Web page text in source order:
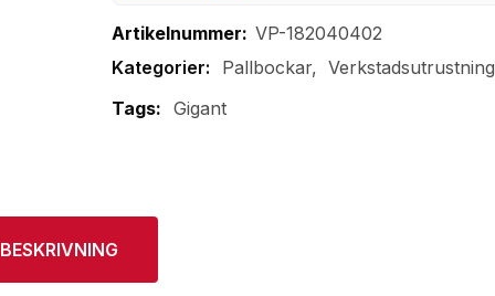
Artikelnummer: VP-182040402
Pallbockar
Verkstadsutrustning
Tags: Gigant
BESKRIVNING